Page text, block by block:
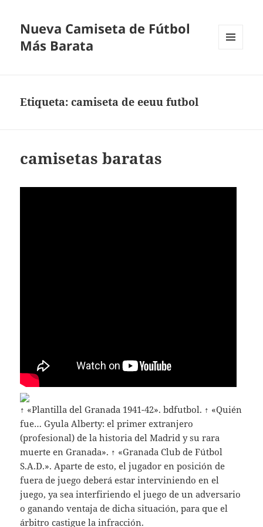
Nueva Camiseta de Fútbol
Más Barata
Etiqueta:camiseta de eeuu futbol
camisetas baratas
↑ «Plantilla del Granada 1941-42». bdfutbol. ↑ «Quién
fue… Gyula Alberty: el primer extranjero
(profesional) de la historia del Madrid y su rara
muerte en Granada». ↑ «Granada Club de Fútbol
S.A.D.». Aparte de esto, el jugador en posición de
fuera de juego deberá estar interviniendo en el
juego, ya sea interfiriendo el juego de un adversario
o ganando ventaja de dicha situación, para que el
árbitro castigue la infracción.